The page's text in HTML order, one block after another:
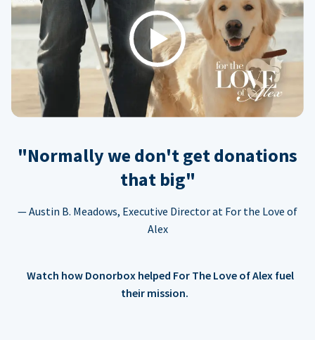
Play
"Normally we don't get donations
that big"
— Austin B. Meadows, Executive Director at For the Love of
Alex
Watch how Donorbox helped For The Love of Alex fuel
their mission.